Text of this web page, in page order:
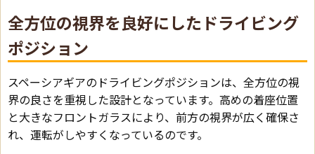
全方位の視界を良好にしたドライビング
ポジション
スペーシアギアのドライビングポジションは、全方位の視
界の良さを重視した設計となっています。高めの着座位置
と大きなフロントガラスにより、前方の視界が広く確保さ
れ、運転がしやすくなっているのです。